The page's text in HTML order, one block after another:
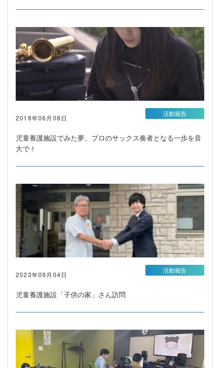
2018年06月08日
児童養護施設でみた夢。プロのサックス奏者となる一歩を音
大で！
活動報告
2023年09月04日
児童養護施設「子供の家」さん訪問
活動報告